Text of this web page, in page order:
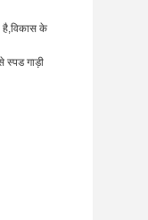
है,विकास के
स्पड गाड़ी